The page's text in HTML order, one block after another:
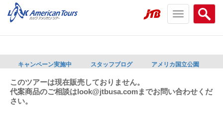
Search
menu
Toggle
navigation
キャンペーン実施中 スタッフブログ アメリカ国立公園
このツアーは現在販売しておりません。
代案商品のご相談はlook@jtbusa.comまでお問い合わせくだ
さい。